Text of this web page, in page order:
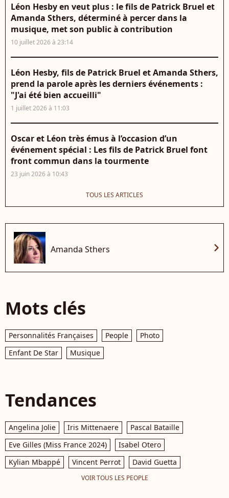
Léon Hesby en veut plus : le fils de Patrick Bruel et
Amanda Sthers, déterminé à percer dans la
musique, met son public à contribution
10 juillet 2026 à 23:14
Léon Hesby, fils de Patrick Bruel et Amanda Sthers,
prend la parole après les derniers événements :
"J'ai été bien accueilli"
1 juillet 2026 à 11:03
Oscar et Léon très émus à l’occasion d’un
événement spécial : Les fils de Patrick Bruel font
front commun dans la tourmente
23 juin 2026 à 10:43
TOUS LES ARTICLES
Amanda Sthers chevron_right
Mots clés
Personnalités Françaises People
Photo
Enfant De Star
Musique
Tendances
Angelina Jolie Iris Mittenaere
Pascal Bataille
Eve Gilles (Miss France 2024)
Isabel Otero
Kylian Mbappé
Vincent Perrot David Guetta
VOIR TOUS LES PEOPLE